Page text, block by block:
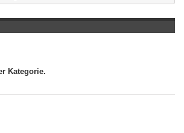
Kategorie.